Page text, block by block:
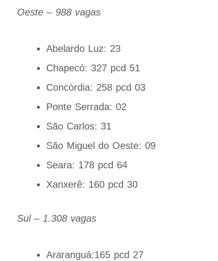
Oeste – 988 vagas
Abelardo Luz: 23
Chapecó: 327 pcd 51
Concórdia: 258 pcd 03
Ponte Serrada: 02
São Carlos: 31
São Miguel do Oeste: 09
Seara: 178 pcd 64
Xanxerê: 160 pcd 30
Sul – 1.308 vagas
Araranguá:165 pcd 27